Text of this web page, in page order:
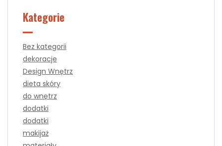
Kategorie
Bez kategorii
dekoracje
Design Wnętrz
dieta skóry
do wnętrz
dodatki
dodatki
makijaż